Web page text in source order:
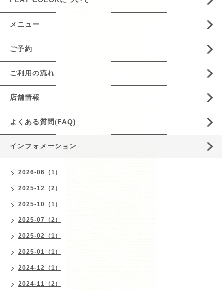
メニュー
ご予約
ご利用の流れ
店舗情報
よくある質問(FAQ)
インフォメーション
2026-06（1）
2025-12（2）
2025-10（1）
2025-07（2）
2025-02（1）
2025-01（1）
2024-12（1）
2024-11（2）